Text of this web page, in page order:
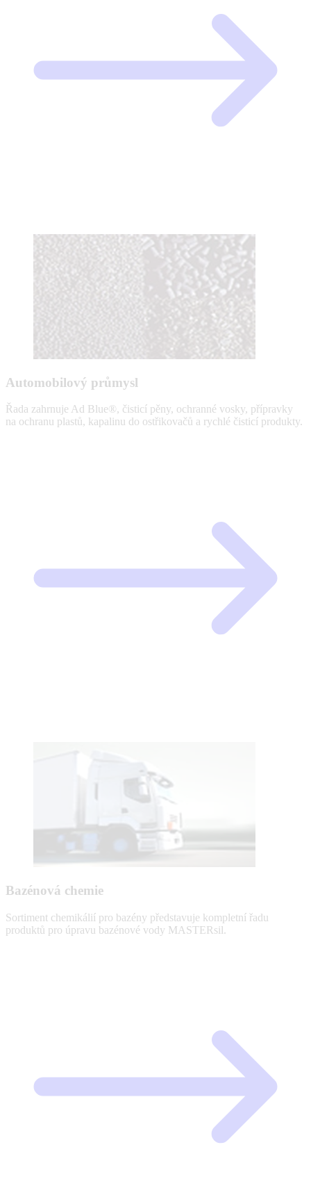
Automobilový průmysl
Řada zahrnuje Ad Blue®, čisticí pěny, ochranné vosky, přípravky
na ochranu plastů, kapalinu do ostřikovačů a rychlé čisticí produkty.
Bazénová chemie
Sortiment chemikálií pro bazény představuje kompletní řadu
produktů pro úpravu bazénové vody MASTERsil.